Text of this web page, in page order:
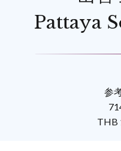
Pattaya
参
THB